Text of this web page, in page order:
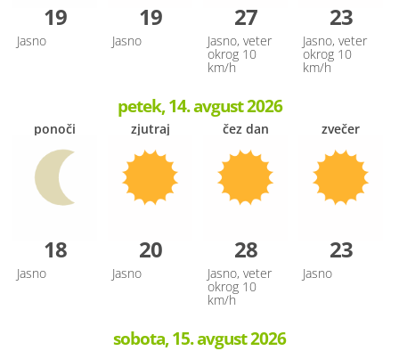
19
Jasno
19
Jasno
27
Jasno, veter
okrog 10
km/h
23
Jasno, veter
okrog 10
km/h
petek, 14. avgust 2026
ponoči
18
Jasno
zjutraj
20
Jasno
čez dan
28
Jasno, veter
okrog 10
km/h
zvečer
23
Jasno
sobota, 15. avgust 2026